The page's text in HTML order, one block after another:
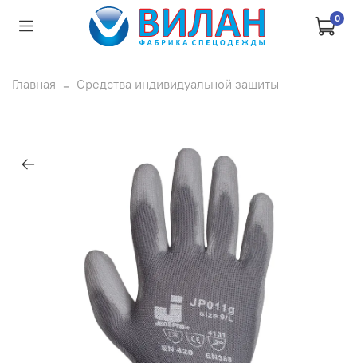
0
Главная Средства индивидуальной защиты